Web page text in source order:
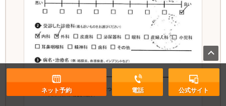
ネット予約 電話 公式サイト